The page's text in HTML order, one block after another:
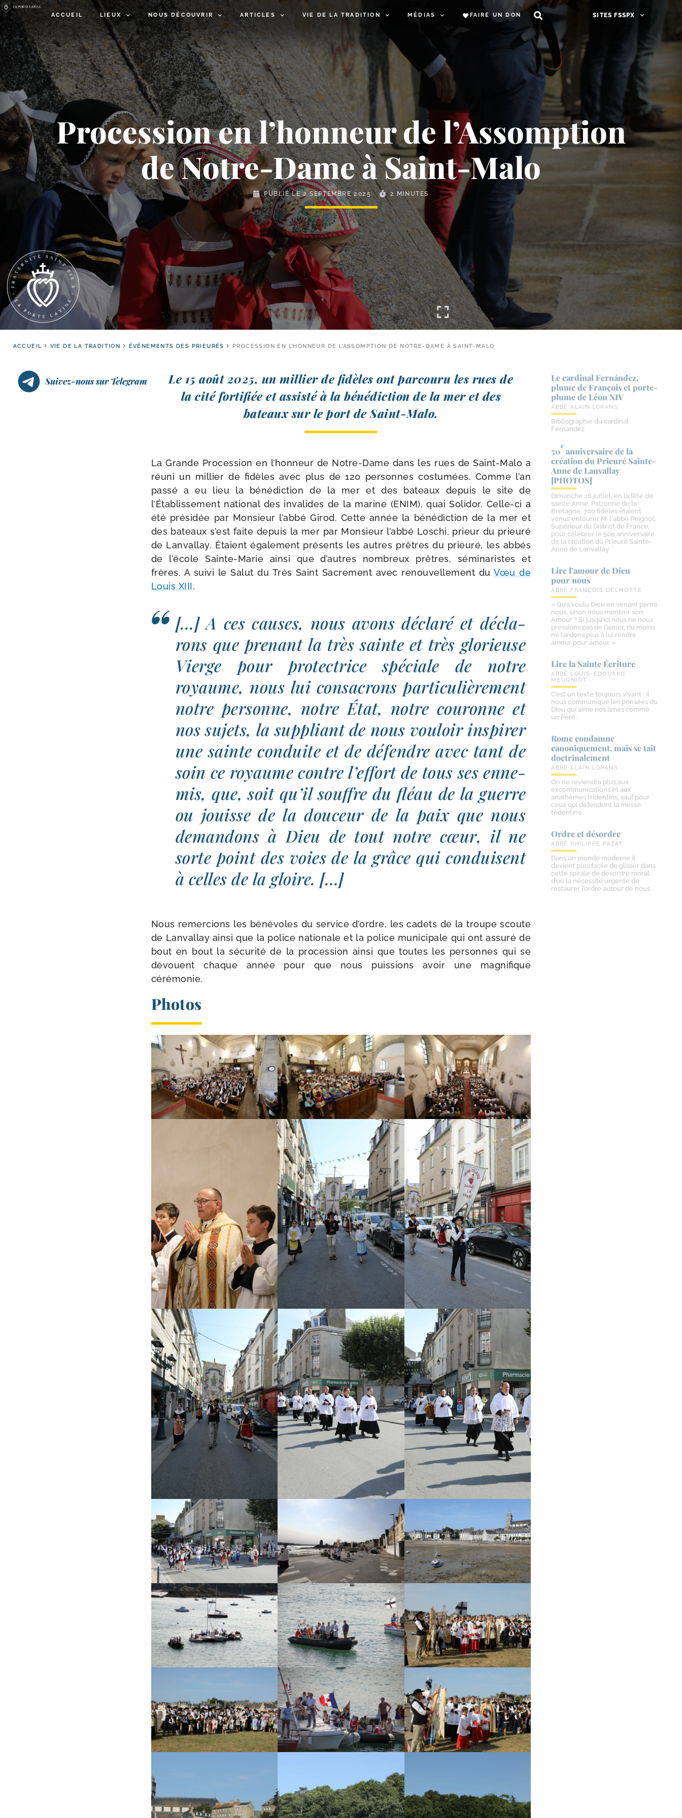
ACCUEIL LIEUX NOUS DÉCOUVRIR ARTICLES VIE DE LA TRADITION MÉDIAS FAIRE UN DON SITES FSSPX
Procession en l’honneur de l’Assomption
de Notre-​Dame à Saint-Malo
PUBLIÉ LE 2 SEPTEMBRE 2025 2 MINUTES
ACCUEIL VIE DE LA TRADITION ÉVÉNEMENTS DES PRIEURÉS PROCESSION EN L’HONNEUR DE L’ASSOMPTION DE NOTRE-DAME À SAINT-MALO
Suivez-nous sur Telegram
Le 15 août 2025, un mil­lier de fidèles ont par­cou­ru les rues de
la cité for­ti­fiée et assis­té à la béné­dic­tion de la mer et des
bateaux sur le port de Saint-Malo.
La Grande Procession en l’honneur de Notre-​Dame dans les rues de Saint-​Malo a
réuni un mil­lier de fidèles avec plus de 120 per­sonnes cos­tu­mées. Comme l’an
pas­sé a eu lieu la béné­dic­tion de la mer et des bateaux depuis le site de
l’Établissement natio­nal des inva­lides de la marine (ENIM), quai Solidor. Celle-​ci a
été pré­si­dée par Monsieur l’abbé Girod. Cette année la béné­dic­tion de la mer et
des bateaux s’est faite depuis la mer par Monsieur l’ab­bé Loschi, prieur du prieu­ré
de Lanvallay. Étaient éga­le­ment pré­sents les autres prêtres du prieu­ré, les abbés
de l’école Sainte-​Marie ain­si que d’autres nom­breux prêtres, sémi­na­ristes et
frères. A sui­vi le Salut du Très Saint Sacrement avec renou­vel­le­ment duVœu de
Louis XIII.
[…] A ces causes, nous avons décla­ré et décla­
rons que pre­nant la très sainte et très glo­rieuse
Vierge pour pro­tec­trice spé­ciale de notre
royaume, nous lui consa­crons par­ti­cu­liè­re­ment
notre per­sonne, notre État, notre cou­ronne et
nos sujets, la sup­pliant de nous vou­loir ins­pi­rer
une sainte conduite et de défendre avec tant de
soin ce royaume contre l’effort de tous ses enne­
mis, que, soit qu’il souffre du fléau de la guerre
ou jouisse de la dou­ceur de la paix que nous
deman­dons à Dieu de tout notre cœur, il ne
sorte point des voies de la grâce qui conduisent
à celles de la gloire. […]
Nous remer­cions les béné­voles du ser­vice d’ordre, les cadets de la troupe scoute
de Lanvallay ain­si que la police natio­nale et la police muni­ci­pale qui ont assu­ré de
bout en bout la sécu­ri­té de la pro­ces­sion ain­si que toutes les per­sonnes qui se
dévouent chaque année pour que nous puis­sions avoir une magni­fique
cérémonie.
Photos
Le cardinal Fernández,
plume de François et porte-​
plume de Léon XIV
ABBÉ ALAIN LORANS
Bibliographie du cardinal
Fernandez
50
e
anniversaire de la
création du Prieuré Sainte-​
Anne de Lanvallay
[PHOTOS]
Dimanche 26 juillet, en la fête de
sainte Anne, Patronne de la
Bretagne, 700 fidèles étaient
venus entourer M. l'abbé Peignot,
Supérieur du District de France,
pour célébrer le 50e anniversaire
de la création du Prieuré Sainte-
Anne de Lanvallay
Lire l’amour de Dieu
pour nous
ABBÉ FRANÇOIS DELMOTTE
« Qu’a voulu Dieu en venant parmi
nous, sinon nous montrer son
Amour ? Si jusqu’ici nous ne nous
pressions pas de l’aimer, du moins
ne tardons plus à lui rendre
amour pour amour. »
Lire la Sainte Écriture
ABBÉ LOUIS-EDOUARD
MEUGNIOT
C’est un texte toujours vivant ; il
nous communique les pensées du
Dieu qui aime nos âmes comme
un Père.
Rome condamne
canoniquement, mais se tait
doctrinalement
ABBÉ ALAIN LORANS
On ne reviendra plus aux
excommunications et aux
anathèmes tridentins, sauf pour
ceux qui défendent la messe
tridentine.
Ordre et désordre
ABBÉ PHILIPPE PAZAT
Dans un monde moderne il
devient plus facile de glisser dans
cette spirale de désordre moral,
d’où la nécessité urgente de
restaurer l’ordre autour de nous.